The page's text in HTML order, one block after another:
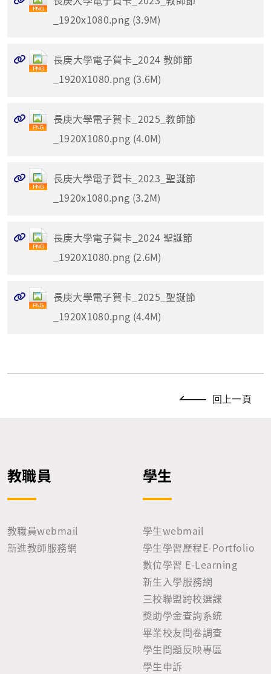
_1920x1080.png (3.9M)
長庚大學電子賀卡_2024 教師節
_1920X1080.png (3.6M)
長庚大學電子賀卡_2025_教師節
_1920X1080.png (4.0M)
長庚大學電子賀卡_2023_聖誕節
_1920x1080.png (3.2M)
長庚大學電子賀卡_2024 聖誕節
_1920X1080.png (2.6M)
長庚大學電子賀卡_2025_聖誕節
_1920X1080.png (4.4M)
回上一頁
教職員
教職員webmail
新進教師服務網
學生
學生webmail
學生學習歷程E-Portfolio
數位學習 E-Learning
新生入學服務網
三校聯盟跨校選課
獎助學金查詢系統
畢業校友問卷調查
學生問題反映專區
學生申訴